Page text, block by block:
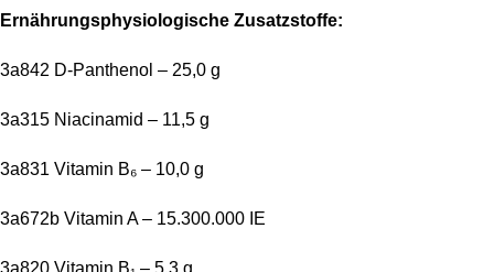
Ernährungsphysiologische Zusatzstoffe:
3a842 D-Panthenol – 25,0 g
3a315 Niacinamid – 11,5 g
3a831 Vitamin B₆ – 10,0 g
3a672b Vitamin A – 15.300.000 IE